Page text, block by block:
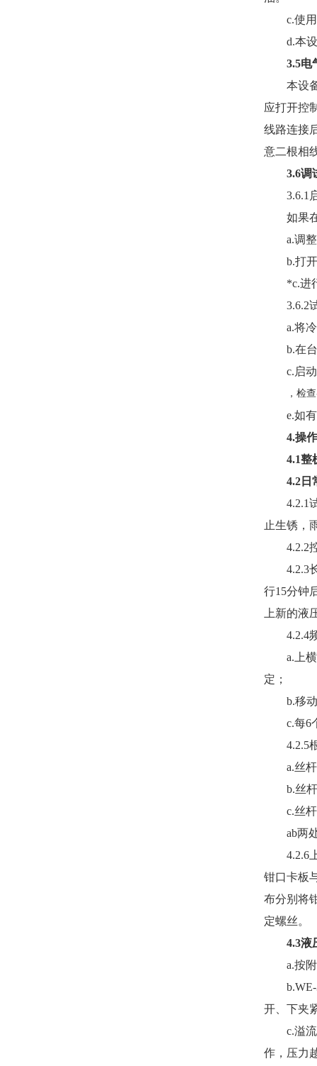
c.使
d.本
3.5电
本设
应打开控
线路连接
意二根相
3.6调
3.6.1
如果
a.调
b.打
*c.进
3.6.2
a.将
b.在
c. 启
，检
e.如
4.操作
4.1整
4.2日
4.2.1
止生锈，
4.2.2
4.2.3
行15分钟
上新的液
4.2.4
a. 上
定；
b.移
c.每6
4.2.5
a.丝
b.丝
c.丝
ab两
4.2.6
钳口卡板
布分别将
定螺丝。
4.3液
a.按
b.WE-
开、下夹
c.溢
作，压力